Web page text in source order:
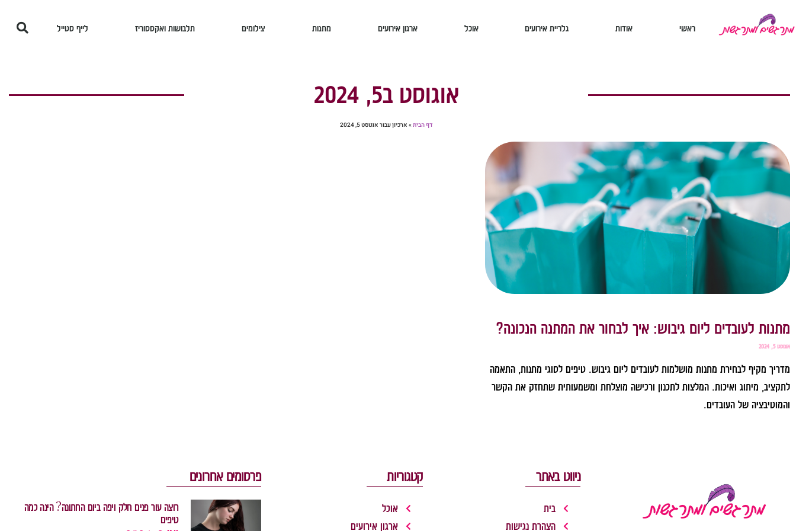
ראשי אודות גלריית אירועים אוכל ארגון אירועים מתנות צילומים תלבושות ואקססוריז לייף סטייל
אוגוסט ב5, 2024
דף הבית» ארכיון עבור אוגוסט 5, 2024
מתנות לעובדים ליום גיבוש: איך לבחור את המתנה הנכונה?
אוגוסט 5, 2024
מדריך מקיף לבחירת מתנות מושלמות לעובדים ליום גיבוש. טיפים לסוגי מתנות, התאמה
לתקציב, מיתוג ואיכות. המלצות לתכנון ורכישה מוצלחת ומשמעותית שתחזק את הקשר
והמוטיבציה של העובדים.
ניווט באתר
בית
הצהרת נגישות
קטגוריות
אוכל
ארגון אירועים
פרסומים אחרונים
רוצה עור פנים חלק ויפה ביום החתונה? הינה כמה
טיפים